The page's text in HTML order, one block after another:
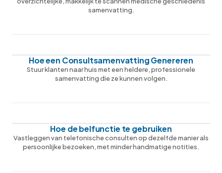
samenvatting.
Hoe een Consultsamenvatting Genereren
Stuur klanten naar huis met een heldere, professionele
samenvatting die ze kunnen volgen.
Hoe de belfunctie te gebruiken
Vastleggen van telefonische consulten op dezelfde manier als
persoonlijke bezoeken, met minder handmatige notities.